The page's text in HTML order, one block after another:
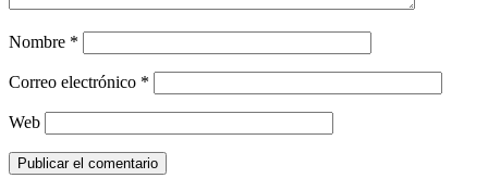
Nombre *
Correo electrónico *
Web